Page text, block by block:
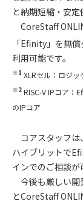
と納期短縮・安
CoreStaff
「Efinity」を無
利用可能です。
※1 XLRセル：ロジ
※2 RISC-V IPコア：
のIPコア
コアスタッフは
ハイブリットで
インでのご相談
今後も厳しい開
とCoreStaff